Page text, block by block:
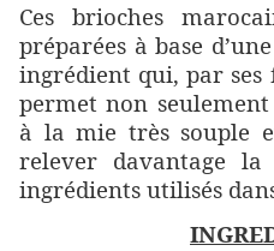
Ces brioches
préparées à base
ingrédient qui, par ses
permet non
à la mie très souple
relever davantage la
ingrédients utilisés